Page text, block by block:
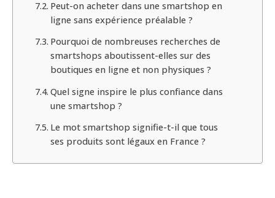
Peut-on acheter dans une smartshop en
ligne sans expérience préalable ?
Pourquoi de nombreuses recherches de
smartshops aboutissent-elles sur des
boutiques en ligne et non physiques ?
Quel signe inspire le plus confiance dans
une smartshop ?
Le mot smartshop signifie-t-il que tous
ses produits sont légaux en France ?